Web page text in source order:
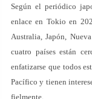
Según el periódico
enlace en Tokio en
Australia, Japón,
cuatro países están
enfatizarse que todos
Pacífico y tienen
fielmente.